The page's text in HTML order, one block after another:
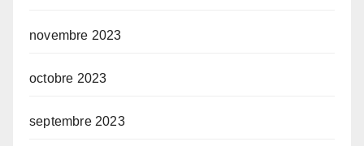
novembre 2023
octobre 2023
septembre 2023